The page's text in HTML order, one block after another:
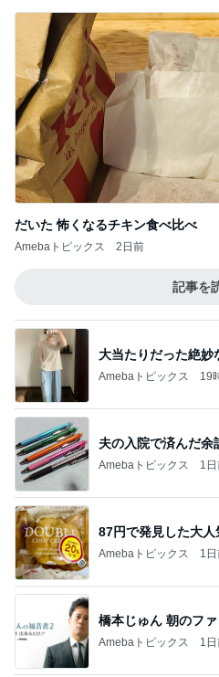
だいた 怖くなるチキン食べ比べ
Amebaトピックス 2日前
記事を
大当たりだった絶妙
Amebaトピックス 19
夫の入院で済んだ余
Amebaトピックス 1
87円で発見した大人
Amebaトピックス 1
橋本じゅん 朝のフ
Amebaトピックス 1